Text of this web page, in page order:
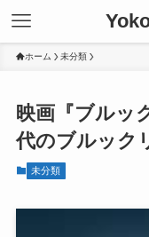
ホーム 未分類
映画『ブルッ
代のブルック
未分類